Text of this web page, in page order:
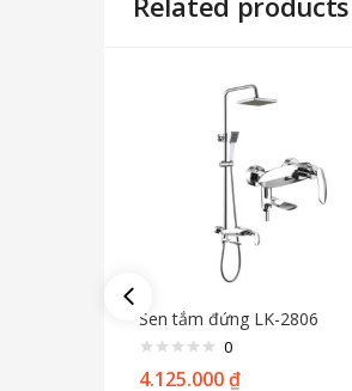
Sen tắm đứng LK-2806
0
4.125.000₫